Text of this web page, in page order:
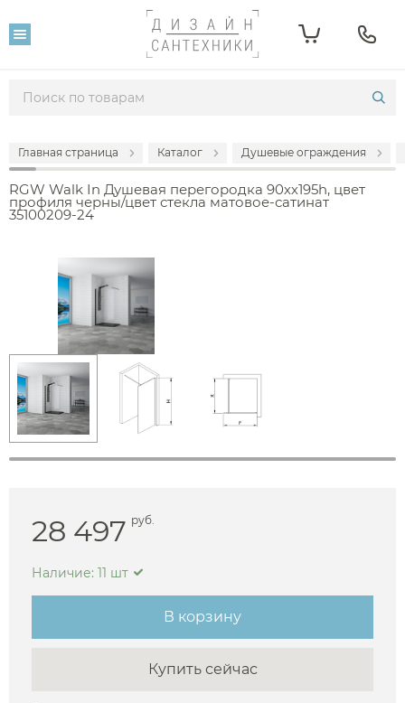
Главная страница Каталог Душевые ограждения
RGW Walk In Душевая перегородка 90хх195h, цвет
профиля черны/цвет стекла матовое-сатинат
35100209-24
28 497 руб.
Наличие: 11 шт
В корзину
Купить сейчас